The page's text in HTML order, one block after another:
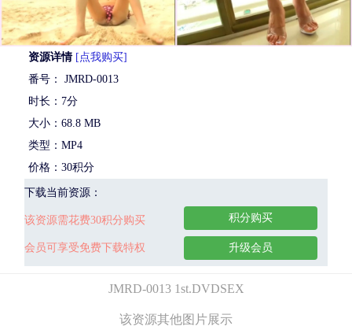
资源详情 [点我购买]
番号： JMRD-0013
时长：7分
大小：68.8 MB
类型：MP4
价格：30积分
下载当前资源：
该资源需花费30积分购买
会员可享受免费下载特权
积分购买
升级会员
JMRD-0013 1st.DVDSEX
该资源其他图片展示